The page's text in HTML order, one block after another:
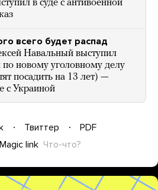
в суде с антивоенной
всего будет распад
Навальный выступил
новому уголовному делу
посадить на 13 лет) —
с Украиной
Твиттер
PDF
Magic link Что-что?